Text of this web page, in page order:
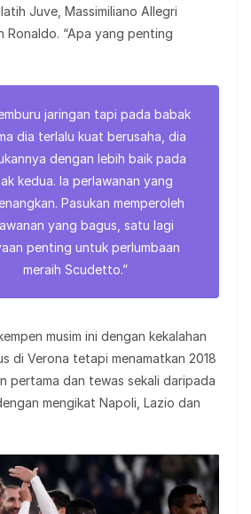
Juve, Massimiliano Allegri
Ronaldo. “Apa yang penting
jaringan tapi pada babak
dia terlalu kuat berusaha, dia
dengan lebih baik pada
kedua. Ia perlawanan yang
Pasukan memperoleh
yang bagus, satu lagi
penting untuk perlumbaan
meraih Scudetto.”
musim ini dengan kekalahan
di Verona tetapi menamatkan 2018
pertama dan tewas sekali daripada
mengikat Napoli, Lazio dan